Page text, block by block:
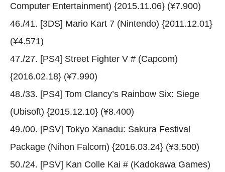
Computer Entertainment) {2015.11.06} (¥7.900)
46./41. [3DS] Mario Kart 7 (Nintendo) {2011.12.01}
(¥4.571)
47./27. [PS4] Street Fighter V # (Capcom)
{2016.02.18} (¥7.990)
48./33. [PS4] Tom Clancy’s Rainbow Six: Siege
(Ubisoft) {2015.12.10} (¥8.400)
49./00. [PSV] Tokyo Xanadu: Sakura Festival
Package (Nihon Falcom) {2016.03.24} (¥3.500)
50./24. [PSV] Kan Colle Kai # (Kadokawa Games)